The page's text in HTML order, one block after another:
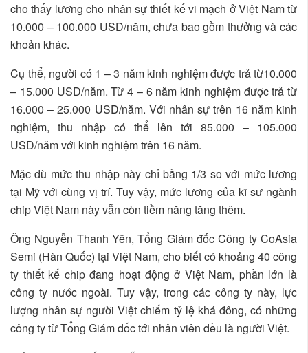
cho thấy lương cho nhân sự thiết kế vi mạch ở Việt Nam từ
10.000 – 100.000 USD/năm, chưa bao gồm thưởng và các
khoản khác.
Cụ thể, người có 1 – 3 năm kinh nghiệm được trả từ10.000
– 15.000 USD/năm. Từ 4 – 6 năm kinh nghiệm được trả từ
16.000 – 25.000 USD/năm. Với nhân sự trên 16 năm kinh
nghiệm, thu nhập có thể lên tới 85.000 – 105.000
USD/năm với kinh nghiệm trên 16 năm.
Mặc dù mức thu nhập này chỉ bằng 1/3 so với mức lương
tại Mỹ với cùng vị trí. Tuy vậy, mức lương của kĩ sư ngành
chip Việt Nam này vẫn còn tiềm năng tăng thêm.
Ông Nguyễn Thanh Yên, Tổng Giám đốc Công ty CoAsia
Semi (Hàn Quốc) tại Việt Nam, cho biết có khoảng 40 công
ty thiết kế chip đang hoạt động ở Việt Nam, phần lớn là
công ty nước ngoài. Tuy vậy, trong các công ty này, lực
lượng nhân sự người Việt chiếm tỷ lệ khá đông, có những
công ty từ Tổng Giám đốc tới nhân viên đều là người Việt.